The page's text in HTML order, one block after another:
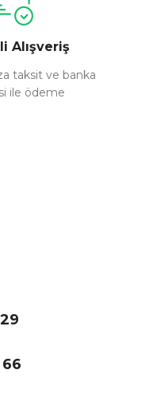
eksik bilgiler bulunuyor.
hatalar bulunuyor.
sitelerden daha pahalı.
farklı alternatifler olmalı.
Alışveriş
taksit ve banka
ile ödeme